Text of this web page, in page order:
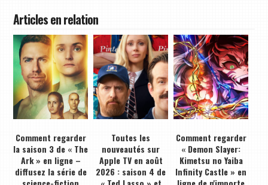
Articles en relation
Comment regarder
la saison 3 de « The
Ark » en ligne –
diffusez la série de
Toutes les
nouveautés sur
Apple TV en août
2026 : saison 4 de
Comment regarder
« Demon Slayer:
Kimetsu no Yaiba
Infinity Castle » en